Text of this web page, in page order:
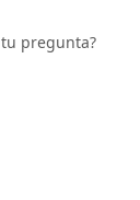
pregunta?